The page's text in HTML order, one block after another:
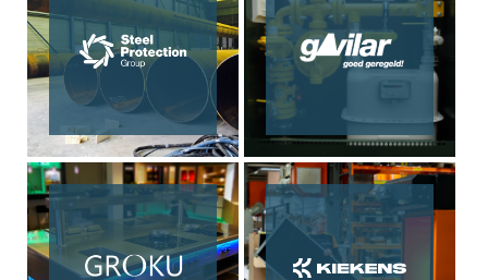
terwijl hun sterke service- en
verhuurorganisatie ons aanbod
verbreedt. Samen beschikken
we nu over zo'n twintig
servicemonteurs, waarmee we
onze klanten nog sneller en
vakkundiger ondersteunen. Met
de vestiging in Emmen
versterken we bovendien onze